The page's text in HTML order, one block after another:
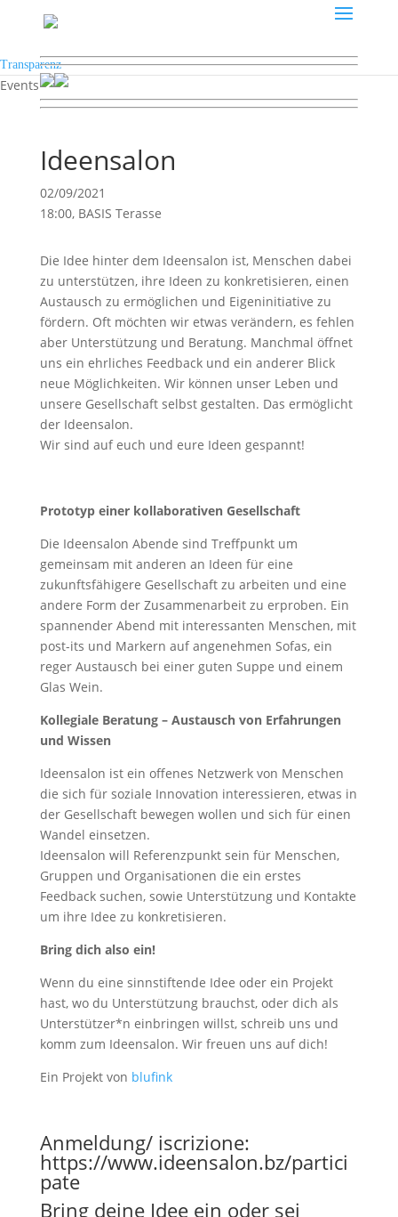
Transparenz
Events
Ideensalon
02/09/2021
18:00, BASIS Terasse
Die Idee hinter dem Ideensalon ist, Menschen dabei
zu unterstützen, ihre Ideen zu konkretisieren, einen
Austausch zu ermöglichen und Eigeninitiative zu
fördern. Oft möchten wir etwas verändern, es fehlen
aber Unterstützung und Beratung. Manchmal öffnet
uns ein ehrliches Feedback und ein anderer Blick
neue Möglichkeiten. Wir können unser Leben und
unsere Gesellschaft selbst gestalten. Das ermöglicht
der Ideensalon.
Wir sind auf euch und eure Ideen gespannt!
Prototyp einer kollaborativen Gesellschaft
Die Ideensalon Abende sind Treffpunkt um
gemeinsam mit anderen an Ideen für eine
zukunftsfähigere Gesellschaft zu arbeiten und eine
andere Form der Zusammenarbeit zu erproben. Ein
spannender Abend mit interessanten Menschen, mit
post-its und Markern auf angenehmen Sofas, ein
reger Austausch bei einer guten Suppe und einem
Glas Wein.
Kollegiale Beratung – Austausch von Erfahrungen
und Wissen
Ideensalon ist ein offenes Netzwerk von Menschen
die sich für soziale Innovation interessieren, etwas in
der Gesellschaft bewegen wollen und sich für einen
Wandel einsetzen.
Ideensalon will Referenzpunkt sein für Menschen,
Gruppen und Organisationen die ein erstes
Feedback suchen, sowie Unterstützung und Kontakte
um ihre Idee zu konkretisieren.
Bring dich also ein!
Wenn du eine sinnstiftende Idee oder ein Projekt
hast, wo du Unterstützung brauchst, oder dich als
Unterstützer*n einbringen willst, schreib uns und
komm zum Ideensalon. Wir freuen uns auf dich!
Ein Projekt von blufink
Anmeldung/ iscrizione:
https://www.ideensalon.bz/partici
pate
Bring deine Idee ein oder sei